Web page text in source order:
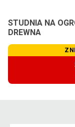
STUDNIA NA
DREWNA